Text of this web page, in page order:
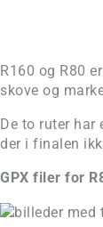
R160 og R80
skove og
De to ruter har
der i finalen
GPX filer for